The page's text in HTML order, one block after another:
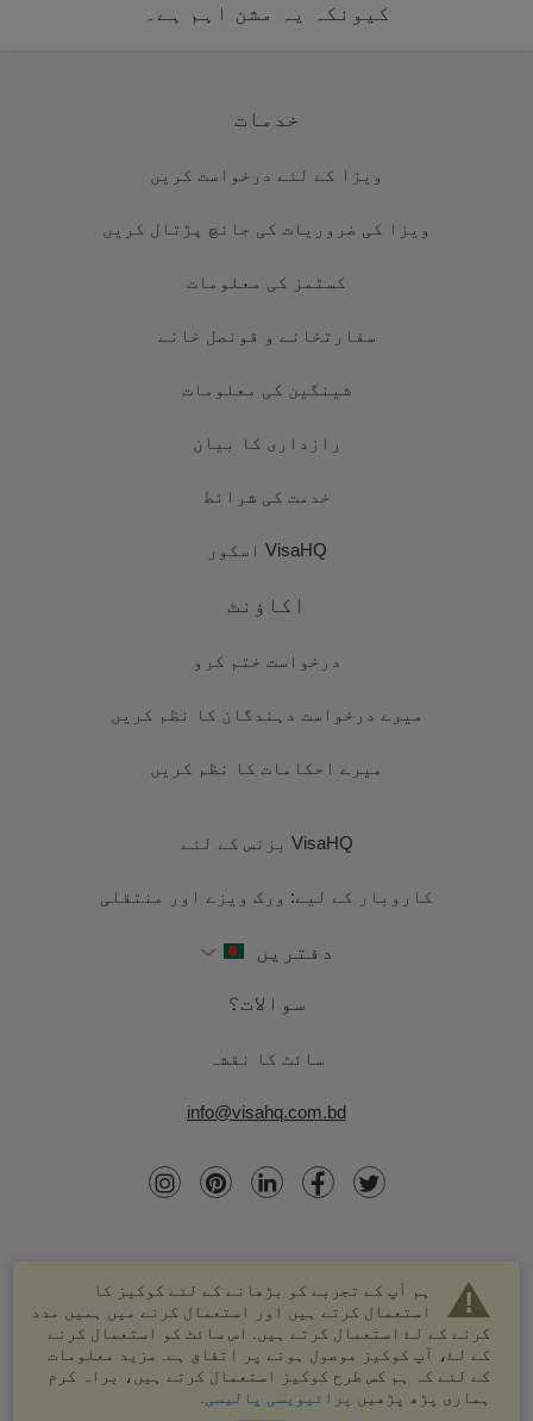
کیونکہ یہ مشن اہم ہے۔
ہم آپ کے تجربے کو بڑھانے کے لئے کوکیز کا
استعمال کرتے ہیں اور استعمال کرنے میں ہمیں مدد
کرنے کے لۓ استعمال کرتے ہیں. اس سائٹ کو استعمال کرنے
کے لۓ، آپ کوکیز موصول ہونے پر اتفاق ہے. مزید معلومات
کے لئے کہ ہم کس طرح کوکیز استعمال کرتے ہیں، براہ کرم
ہماری پڑھ پڑھیں
پرائیویسی پالیسی
خدمات
ویزا کے لئے درخواست کریں
ویزا کی ضروریات کی جانچ پڑتال کریں
کسٹمز کی معلومات
سفارتخانے و قونصل خانے
شینگین کی معلومات
رازداری کا بیان
خدمت کی شرائط
VisaHQ اسکور
اکاؤنٹ
درخواست ختم کرو
میرے درخواست دہندگان کا نظم کریں
میرے احکامات کا نظم کریں
VisaHQ بزنس کے لئے
کاروبار کے لیے: ورک ویزے اور منتقلی
دفتریں
سوالات؟
سائٹ کا نقشہ
info@visahq.com.bd
© 2003-2026 VisaHQ.com، انک. تمام حقوق محفوظ ہیں۔